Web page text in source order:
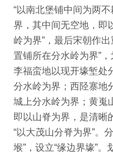
“以南北堡铺中间为两
界，其中间无空地，即
岭为界”，最后宋朝作
置铺所在分水岭为界”，
李福蛮地以现开壕堑处
分水岭为界； 西陉寨地
城上分水岭为界； 黄嵬
即以山脊为界，是清晰
“以大茂山分脊为界”。
堠”，设立“缘边界壕”。